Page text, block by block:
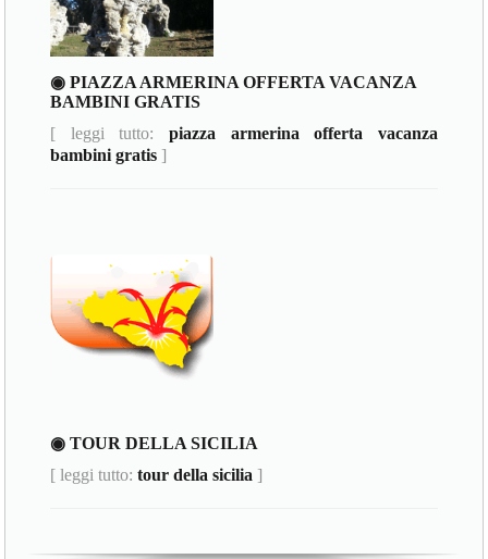
◉ PIAZZA ARMERINA OFFERTA VACANZA
BAMBINI GRATIS
[ leggi tutto: piazza armerina offerta vacanza
bambini gratis ]
◉ TOUR DELLA SICILIA
[ leggi tutto:tour della sicilia ]